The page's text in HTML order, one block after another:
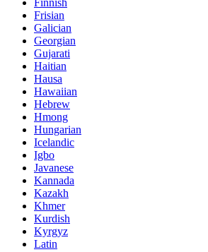
Frisian
Galician
Georgian
Gujarati
Haitian
Hausa
Hawaiian
Hebrew
Hmong
Hungarian
Icelandic
Igbo
Javanese
Kannada
Kazakh
Khmer
Kurdish
Kyrgyz
Latin